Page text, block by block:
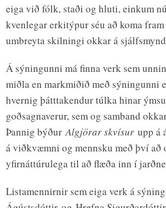
eiga við fólk, staði og hluti, einkum
kvenlegar erkitýpur séu að koma
umbreyta skilningi okkar á
Á sýningunni má finna verk sem
miðla en markmiðið með sýningunni
hvernig þátttakendur túlka hinar
goðsagnaverur, sem og samband
Þannig býðurAlgjörar skvísur upp á
á viðkvæmni og mennsku með því
yfirnáttúrulega til að flæða inn í
Listamennirnir sem eiga verk á